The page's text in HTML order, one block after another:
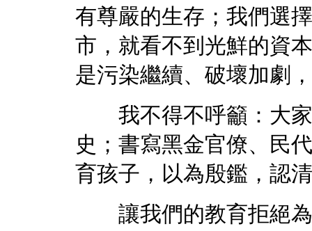
有尊嚴的生存；我們選
市，就看不到光鮮的資
是污染繼續、破壞加劇
我不得不呼籲：大家
史；書寫黑金官僚、民
育孩子，以為殷鑑，認
讓我們的教育拒絕為